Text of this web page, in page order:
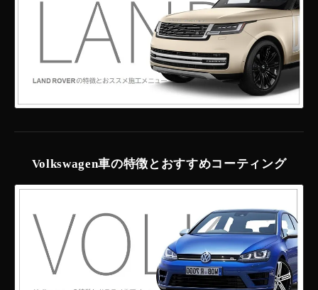
Volkswagen車の特徴とおすすめコーティング